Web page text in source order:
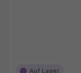
Auf Lager